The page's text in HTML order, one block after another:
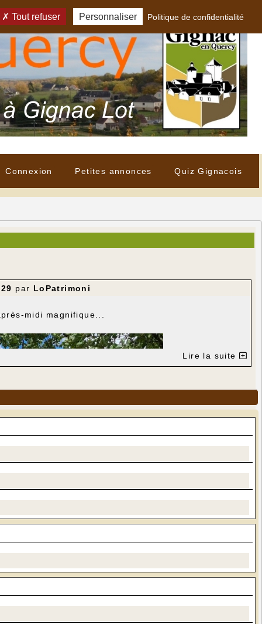
Connexion Petites annonces Quiz Gignacois
par LoPatrimoni
midi magnifique...
Lire la suite
Tout refuser Personnaliser Politique de confidentialité